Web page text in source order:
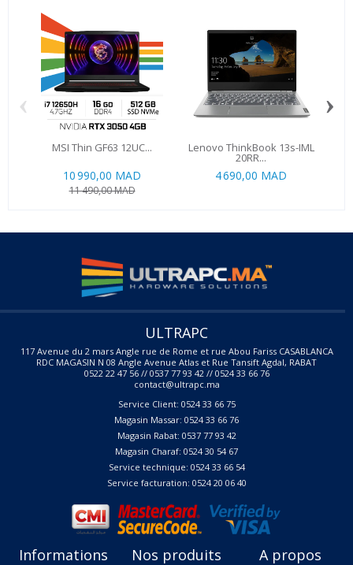
MSI Thin GF63 12UC...
10 990,00 MAD
11 490,00 MAD
Lenovo ThinkBook 13s-IML
20RR...
4 690,00 MAD
‹ ›
ULTRAPC
117 Avenue du 2 mars Angle rue de Rome et rue Abou Fariss CASABLANCA
RDC MAGASIN N 08 Angle Avenue Atlas et Rue Tansift Agdal, RABAT
0522 22 47 56 // 0537 77 93 42 // 0524 33 66 76
contact@ultrapc.ma
Service Client: 0524 33 66 75
Magasin Massar: 0524 33 66 76
Magasin Rabat: 0537 77 93 42
Magasin Charaf: 0524 30 54 67
Service technique: 0524 33 66 54
Service facturation: 0524 20 06 40
Informations Nos produits A propos